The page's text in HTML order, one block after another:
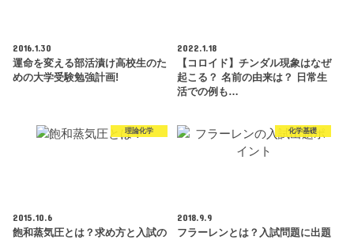
2016.1.30
運命を変える部活漬け高校生のた
めの大学受験勉強計画!
2022.1.18
【コロイド】チンダル現象はなぜ
起こる？ 名前の由来は？ 日常生
活での例も…
理論化学
2015.10.6
飽和蒸気圧とは？求め方と入試の
化学基礎
2018.9.9
フラーレンとは？入試問題に出題